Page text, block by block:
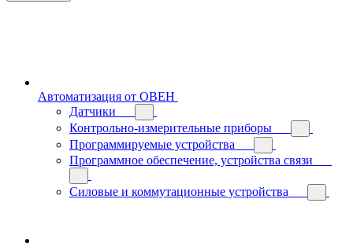
Автоматизация от ОВЕН
Датчики
Контрольно-измерительные приборы
Программируемые устройства
Программное обеспечение, устройства связи
Силовые и коммутационные устройства